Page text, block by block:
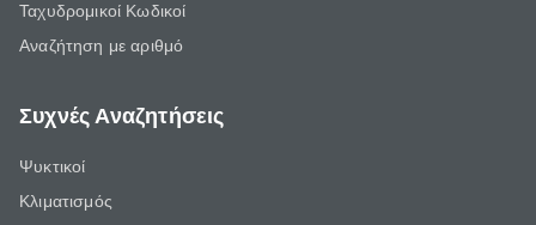
Ταχυδρομικοί Κωδικοί
Αναζήτηση με αριθμό
Συχνές Αναζητήσεις
Ψυκτικοί
Κλιματισμός